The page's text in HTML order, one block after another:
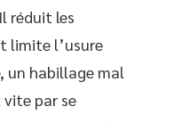
réduit les
limite l’usure
un habillage mal
par se